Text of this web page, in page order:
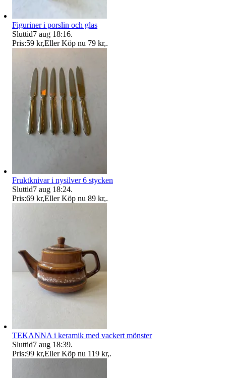
Figuriner i porslin och glas
Sluttid7 aug 18:16.
Pris:59 kr,Eller Köp nu 79 kr,.
Fruktknivar i nysilver 6 stycken
Sluttid7 aug 18:24.
Pris:69 kr,Eller Köp nu 89 kr,.
TEKANNA i keramik med vackert mönster
Sluttid7 aug 18:39.
Pris:99 kr,Eller Köp nu 119 kr,.